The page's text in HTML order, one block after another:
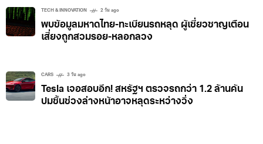
TECH & INNOVATION 2 วัน ago
พบข้อมูลมหาดไทย-ทะเบียนรถหลุด ผู้เชี่ยวชาญเตือน
เสี่ยงถูกสวมรอย-หลอกลวง
CARS 3 วัน ago
Tesla เจอสอบอีก! สหรัฐฯ ตรวจรถกว่า 1.2 ล้านคัน
ปมชิ้นช่วงล่างหน้าอาจหลุดระหว่างวิ่ง